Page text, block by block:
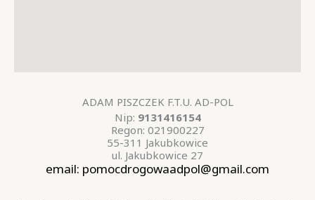
ADAM PISZCZEK F.T.U. AD-POL
Nip: 9131416154
Regon: 021900227
55-311 Jakubkowice
ul. Jakubkowice 27
email: pomocdrogowaadpol@gmail.com